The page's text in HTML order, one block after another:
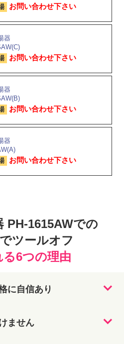
お問い合わせ下さい
器
お問い合わせ下さい
器
お問い合わせ下さい
器
お問い合わせ下さい
PH-1615AWでの
ツールオフ
6つの理由
に自信あり
ません